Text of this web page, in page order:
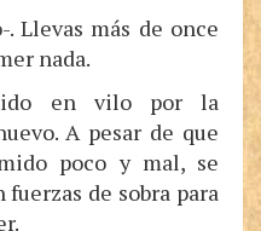
Llevas más de once
nada.
en vilo por la
A pesar de que
poco y mal, se
de sobra para